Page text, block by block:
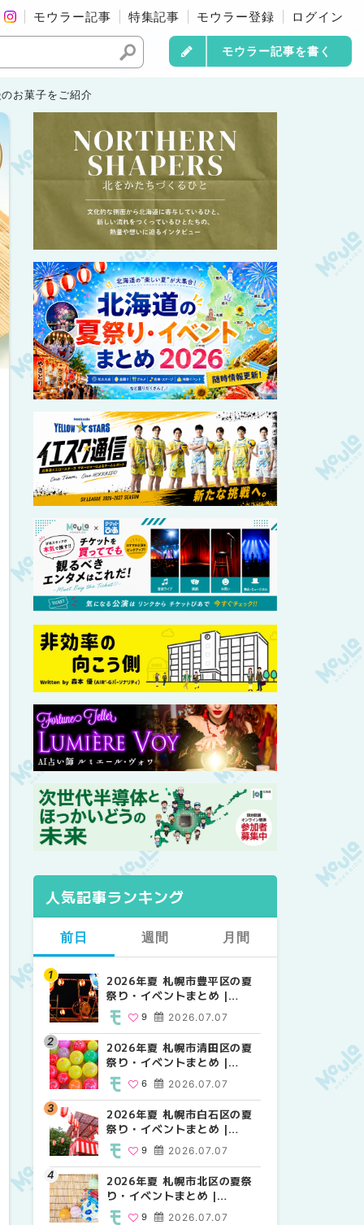
モウラー記事 特集記事 モウラー登録 ログイン
モウラー記事を書く
お菓子をご紹介
人気記事ランキング
前日
2026年夏 札幌市豊平区の夏
祭り・イベントまとめ |
MouLa HOKKAIDO
2026.07.07
9
2026年夏 札幌市清田区の夏
祭り・イベントまとめ |
MouLa HOKKAIDO
2026.07.07
6
2026年夏 札幌市白石区の夏
祭り・イベントまとめ |
MouLa HOKKAIDO
2026.07.07
9
2026年夏 札幌市北区の夏祭
り・イベントまとめ |
MouLa HOKKAIDO
2026.07.07
9
週間
【2026年最新】札幌のおすす
めビアガーデン｜オープン日
穴場テラスまで | MouLa
HOKKAIDO
24
2026年夏 札幌市白石区の夏
祭り・イベントまとめ |
9
2026年夏 札幌市西区の夏祭
り・イベントまとめ |
13
2026年夏 札幌市豊平区の夏
祭り・イベントまとめ |
9
月間
【2026年最新】札幌のおすす
めビアガーデン｜オープン日
穴場テラスまで | MouLa
HOKKAIDO
24
2026年夏 札幌市北区の夏祭
り・イベントまとめ |
9
2026年夏 札幌市白石区の夏
祭り・イベントまとめ |
9
2026年夏 札幌市西区の夏祭
り・イベントまとめ |
13